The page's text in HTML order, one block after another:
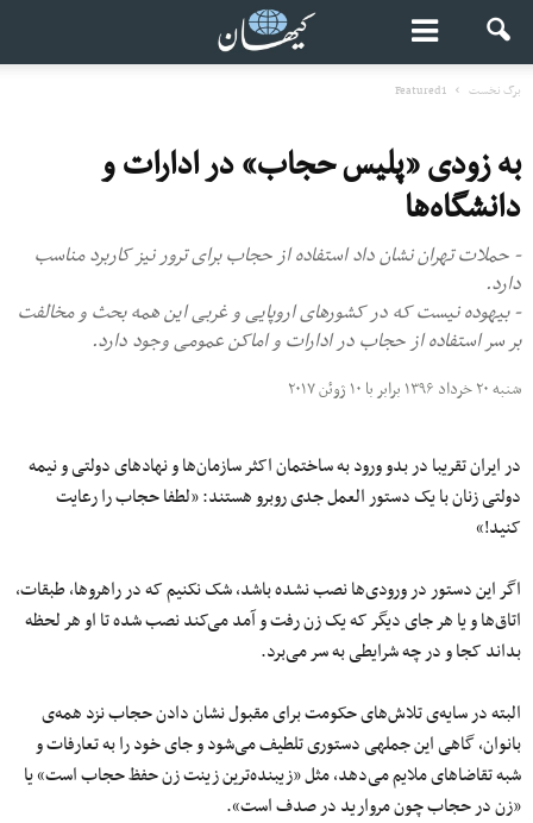
برگ نخست Featured1
به زودی «پلیس حجاب» در ادارات و
دانشگاه‌ها
- حملات تهران نشان داد استفاده از حجاب برای ترور نیز کاربرد مناسب
دارد.
- بیهوده نیست که در کشورهای اروپایی و غربی این همه بحث و مخالفت
بر سر استفاده از حجاب در ادارات و اماکن عمومی وجود دارد.
شنبه ۲۰ خرداد ۱۳۹۶ برابر با ۱۰ ژوئن ۲۰۱۷
در ایران تقریبا در بدو ورود به ساختمان‌ اکثر سازمان‌ها و نهادهای دولتی و نیمه
دولتی زنان با یک دستور‌ العمل جدی روبرو هستند: «لطفا حجاب را رعایت
کنید!»
اگر این دستور در ورودی‌ها نصب نشده باشد، شک نکنیم که در راهروها، طبقات،
اتاق‌ها و یا هر جای دیگر که یک زن رفت و آمد می‌کند نصب شده تا او هر لحظه
بداند کجا و در چه شرایطی به سر می‌برد.
البته در سایه‏‌ی تلاش‌های حکومت برای مقبول نشان دادن حجاب نزد همه‏‌ی
بانوان، گاهی این جمله‎ی دستوری تلطیف می‌شود و جای خود را به تعارفات و
شبه تقاضاهای ملایم می‌دهد، مثل «زیبنده‌ترین زینت زن حفظ حجاب است» یا
«زن در حجاب چون مروارید در صدف است».